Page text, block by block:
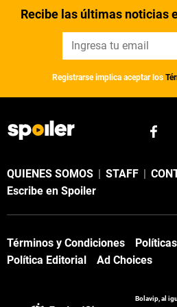
Recibe las últimas noticias
Registrarse implica aceptar los
QUIENES SOMOS STAFF
Escribe en Spoiler
Términos y Condiciones
Política Editorial
Ad Choices
Bolavip, al